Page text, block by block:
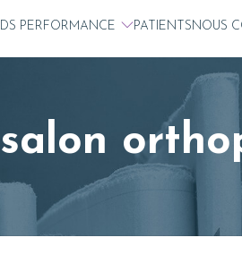
DS PERFORMANCE PATIENTSNOUS
salon